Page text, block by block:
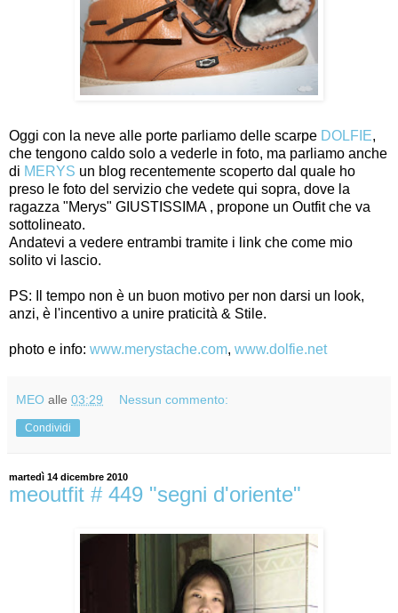
Oggi con la neve alle porte parliamo delle scarpe DOLFIE,
che tengono caldo solo a vederle in foto, ma parliamo anche
di MERYS un blog recentemente scoperto dal quale ho
preso le foto del servizio che vedete qui sopra, dove la
ragazza "Merys" GIUSTISSIMA , propone un Outfit che va
sottolineato.
Andatevi a vedere entrambi tramite i link che come mio
solito vi lascio.
PS: Il tempo non è un buon motivo per non darsi un look,
anzi, è l'incentivo a unire praticità & Stile.
photo e info: www.merystache.com, www.dolfie.net
MEO alle 03:29 Nessun commento:
Condividi
martedì 14 dicembre 2010
meoutfit # 449 "segni d'oriente"